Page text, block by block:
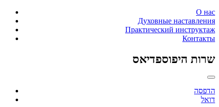
О нас
Духовные наставления
Практический инструктаж
Контакты
שרות היפוספדיאס
הדפסה
דואל